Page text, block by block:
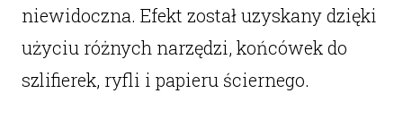
niewidoczna. Efekt został uzyskany dzięki
użyciu różnych narzędzi, końcówek do
szlifierek, ryfli i papieru ściernego.